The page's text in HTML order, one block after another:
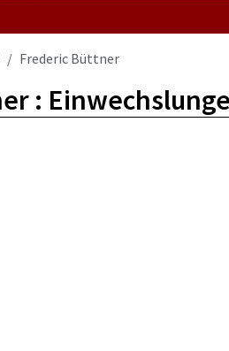
Frederic Büttner
: